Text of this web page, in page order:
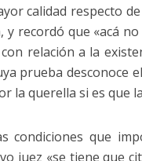
calidad respecto
recordó que «acá
relación a la
prueba desconoce
la querella si es que
condiciones que
juez «se tiene que